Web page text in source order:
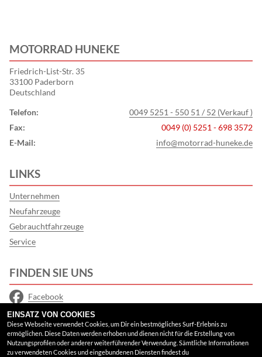
MOTORRAD HUNEKE
Friedrich-List-Str. 35
33100 Paderborn
Deutschland
Telefon:
0049 5251 - 550 51 / 52 (Verkauf )
Fax:
0049 (0) 5251 - 698 3572
E-Mail:
info@motorrad-huneke.de
LINKS
Unternehmen
Neufahrzeuge
Gebrauchtfahrzeuge
Service
FINDEN SIE UNS
Facebook
Instagram
Google Maps
EINSATZ VON COOKIES
Diese Webseite verwendet Cookies, um Dir ein bestmögliches Surf-Erlebnis zu
ermöglichen. Diese Daten werden erhoben und dienen nicht für die Erstellung von
Nutzungsprofilen oder anderer weiterführender Verwendung. Sämtliche Informationen
zu verwendeten Cookies und eingebundenen Diensten findest du